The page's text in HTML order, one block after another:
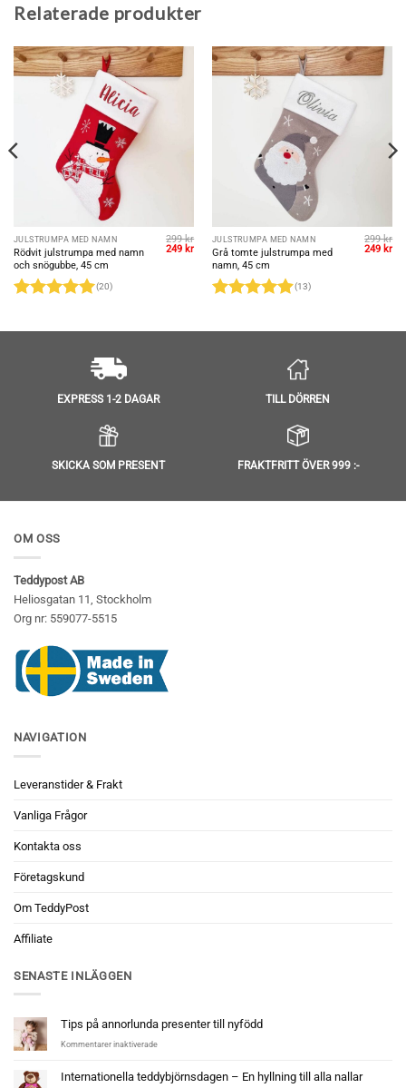
Relaterade produkter
JULSTRUMPA MED NAMN
Rödvit julstrumpa med namn
och snögubbe, 45 cm
(20)
299kr
Det
ursprungliga
249 krDet
nuvarande
priset
249 kr.
JULSTRUMPA MED NAMN
Grå tomte julstrumpa med
namn, 45 cm
(13)
299kr
Det
249 kr
kr.
EXPRESS 1-2 DAGAR TILL DÖRREN
SKICKA SOM PRESENT FRAKTFRITT ÖVER 999 :-
OM OSS
Teddypost AB
Heliosgatan 11, Stockholm
Org nr: 559077-5515
NAVIGATION
Leveranstider & Frakt
Vanliga Frågor
Kontakta oss
Företagskund
Om TeddyPost
Affiliate
SENASTE INLÄGGEN
Tips på annorlunda presenter till nyfödd
Kommentarer inaktiveradeför
på
annorlunda
Internationella teddybjörnsdagen – En hyllning till alla nallar